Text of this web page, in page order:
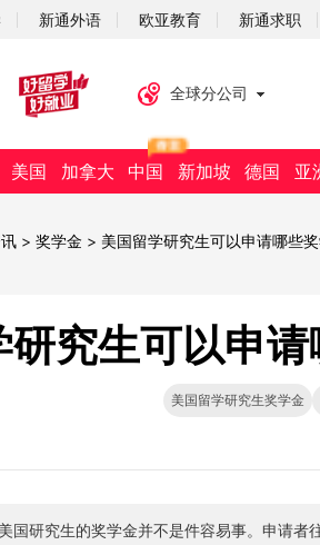
新通外语 欧亚教育 新通求职
全球分公司
美国 加拿大 中国 新加坡 德国 亚
> 奖学金 > 美国留学研究生可以申请哪些
研究生可以申
美国留学研究生奖学金
国研究生的奖学金并不是件容易事。申请